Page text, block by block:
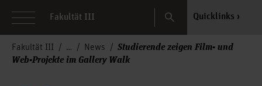
Fakultät III Search Quicklinks
Fakultät III News
Studierende zeigen Film- und
Web-Projekte im Gallery Walk